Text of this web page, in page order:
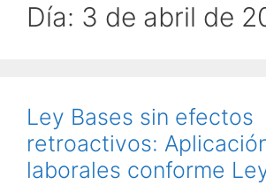
Día: 3 de abril de
Ley Bases sin efectos
retroactivos:
laborales conforme